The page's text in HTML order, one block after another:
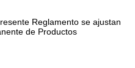
Reglamento se ajustan
de Productos